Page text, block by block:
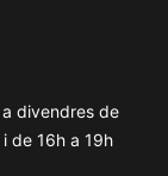
a divendres de
de 16h a 19h